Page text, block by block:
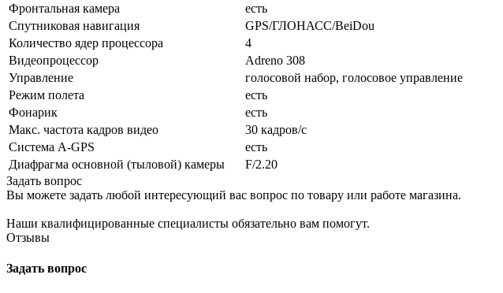
Фронтальная камера
есть
Спутниковая навигация
GPS/ГЛОНАСС/BeiDou
Количество ядер процессора
4
Видеопроцессор
Adreno 308
Управление
голосовой набор, голосовое управление
Режим полета
есть
Фонарик
есть
Макс. частота кадров видео
30 кадров/с
Cистема A-GPS
есть
Диафрагма основной (тыловой) камеры
F/2.20
Задать вопрос
Вы можете задать любой интересующий вас вопрос по товару или работе магазина.
Наши квалифицированные специалисты обязательно вам помогут.
Отзывы
Задать вопрос